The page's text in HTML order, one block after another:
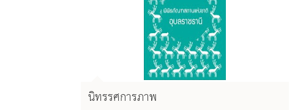
นิทรรศการภาพ